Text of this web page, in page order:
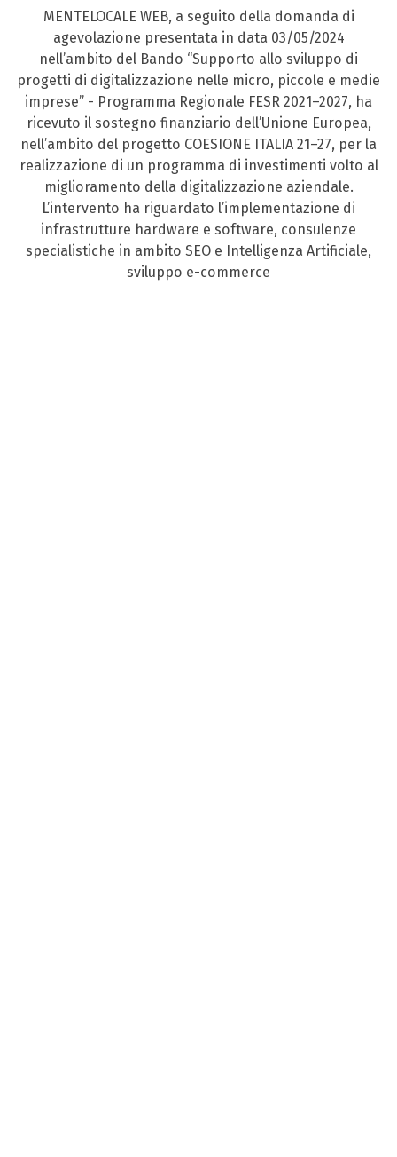
MENTELOCALE WEB, a seguito della domanda di
agevolazione presentata in data 03/05/2024
nell’ambito del Bando “Supporto allo sviluppo di
progetti di digitalizzazione nelle micro, piccole e medie
imprese” - Programma Regionale FESR 2021–2027, ha
ricevuto il sostegno finanziario dell’Unione Europea,
nell’ambito del progetto COESIONE ITALIA 21–27, per la
realizzazione di un programma di investimenti volto al
miglioramento della digitalizzazione aziendale.
L’intervento ha riguardato l’implementazione di
infrastrutture hardware e software, consulenze
specialistiche in ambito SEO e Intelligenza Artificiale,
sviluppo e-commerce